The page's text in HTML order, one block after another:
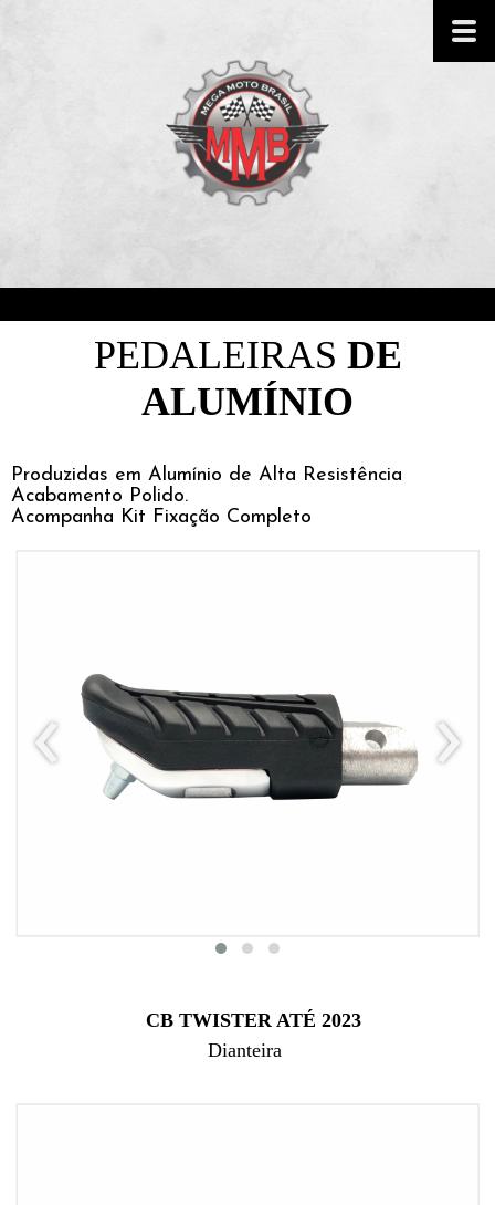
PEDALEIRAS DE
ALUMÍNIO
Produzidas em Alumínio de Alta Resistência
Acabamento Polido.
Acompanha Kit Fixação Completo
‹ ›
CB TWISTER ATÉ 2023
Dianteira